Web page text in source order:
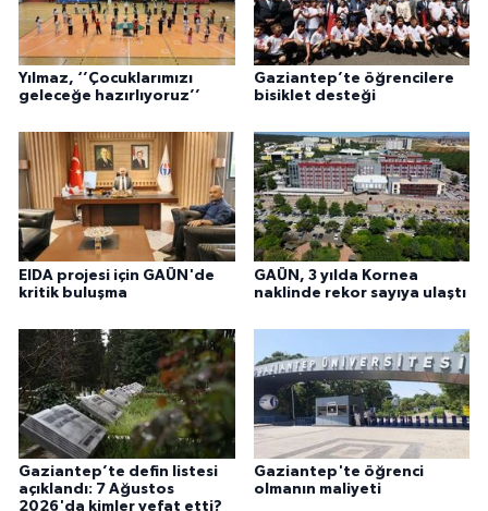
Yılmaz, ‘’Çocuklarımızı
geleceğe hazırlıyoruz’’
Gaziantep’te öğrencilere
bisiklet desteği
EIDA projesi için GAÜN'de
kritik buluşma
GAÜN, 3 yılda Kornea
naklinde rekor sayıya ulaştı
Gaziantep’te defin listesi
açıklandı: 7 Ağustos
2026'da kimler vefat etti?
Gaziantep'te öğrenci
olmanın maliyeti